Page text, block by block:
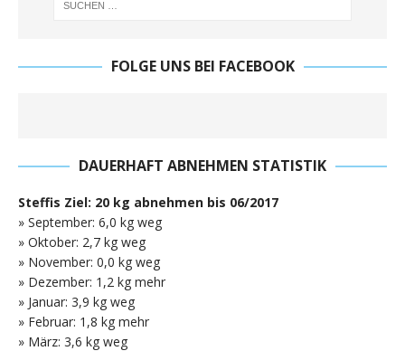
FOLGE UNS BEI FACEBOOK
DAUERHAFT ABNEHMEN STATISTIK
Steffis Ziel: 20 kg abnehmen bis 06/2017
» September: 6,0 kg weg
» Oktober: 2,7 kg weg
» November: 0,0 kg weg
» Dezember: 1,2 kg mehr
» Januar: 3,9 kg weg
» Februar: 1,8 kg mehr
» März: 3,6 kg weg